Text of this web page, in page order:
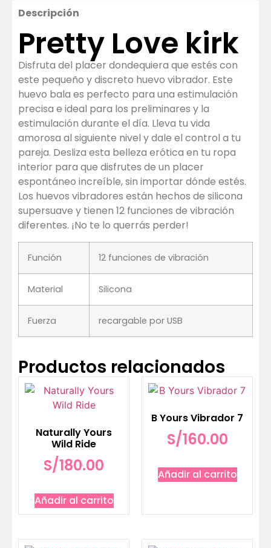
Descripción
Pretty Love kirk
Disfruta del placer dondequiera que estés con
este pequeño y discreto huevo vibrador. Este
huevo bala es perfecto para una estimulación
precisa e ideal para los preliminares y la
estimulación durante el día. Lleva tu vida
amorosa al siguiente nivel y dale el control a tu
pareja. Desliza esta belleza erótica en tu ropa
interior para que disfrutes de un placer
espontáneo increíble, sin importar dónde estés.
Los huevos vibradores están hechos de silicona
supersuave y tienen 12 funciones de vibración
diferentes. ¡No te lo querrás perder!
Función 12 funciones de vibración
Material Silicona
Fuerza recargable por USB
Productos relacionados
Naturally Yours
Wild Ride
S/180.00
Añadir al carrito
B Yours Vibrador 7
S/160.00
Añadir al carrito